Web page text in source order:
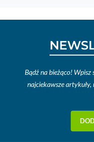
Bądź na bieżąco! Wpisz
najciekawsze